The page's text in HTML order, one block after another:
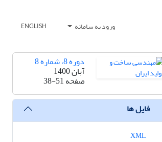
ورود به سامانه ENGLISH
دوره 8، شماره 8
آبان 1400
صفحه38-51
فایل ها